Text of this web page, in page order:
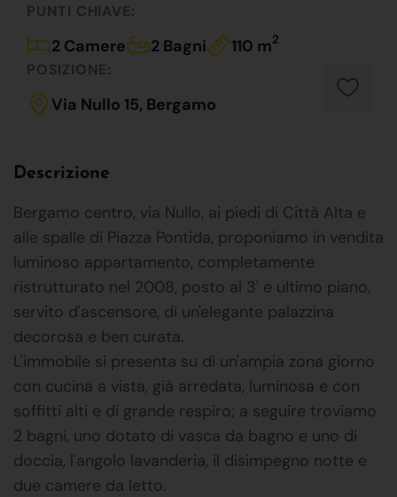
PUNTI CHIAVE:
2 Camere 2 Bagni 110 m2
POSIZIONE:
Via Nullo 15, Bergamo
Descrizione
Bergamo centro, via Nullo, ai piedi di Città Alta e
alle spalle di Piazza Pontida, proponiamo in vendita
luminoso appartamento, completamente
ristrutturato nel 2008, posto al 3' e ultimo piano,
servito d'ascensore, di un'elegante palazzina
decorosa e ben curata.
L'immobile si presenta su di un'ampia zona giorno
con cucina a vista, già arredata, luminosa e con
soffitti alti e di grande respiro; a seguire troviamo
2 bagni, uno dotato di vasca da bagno e uno di
doccia, l'angolo lavanderia, il disimpegno notte e
due camere da letto.